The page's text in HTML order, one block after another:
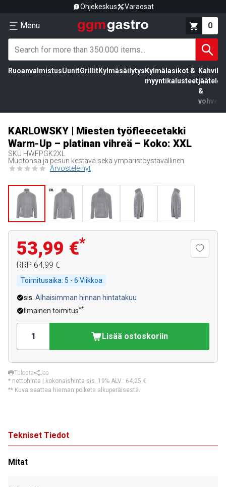
Ohjekeskus Varaosat
Menu 0
RuoanvalmistusUunitGrillitKylmäsäilytys Kylmälasikot &
myyntikalusteet
Kahvila,
jäätelö
&
vohvelit
KARLOWSKY | Miesten työfleecetakki
Warm-Up – platinan vihreä – Koko: XXL
SKU HWFPGK2XL
Muotonsa ja pesun kestävä sekä ympäristöystävällinen
Arvostele nyt
53,99 €*
RRP 64,99 €
Toimitusaika: 5 - 6 Viikkoa
sis. Alhaisimman hinnan hintatakuu
Ilmainen toimitus**
Lisää ostoskoriin
Tulosta
Jaa
* nettohinta | kokonaishinta sis. 19% ALV.: 64,25 €
** Kuva saattaa hieman poiketa alkuperäisestä.
Tekniset Tiedot
Mitat